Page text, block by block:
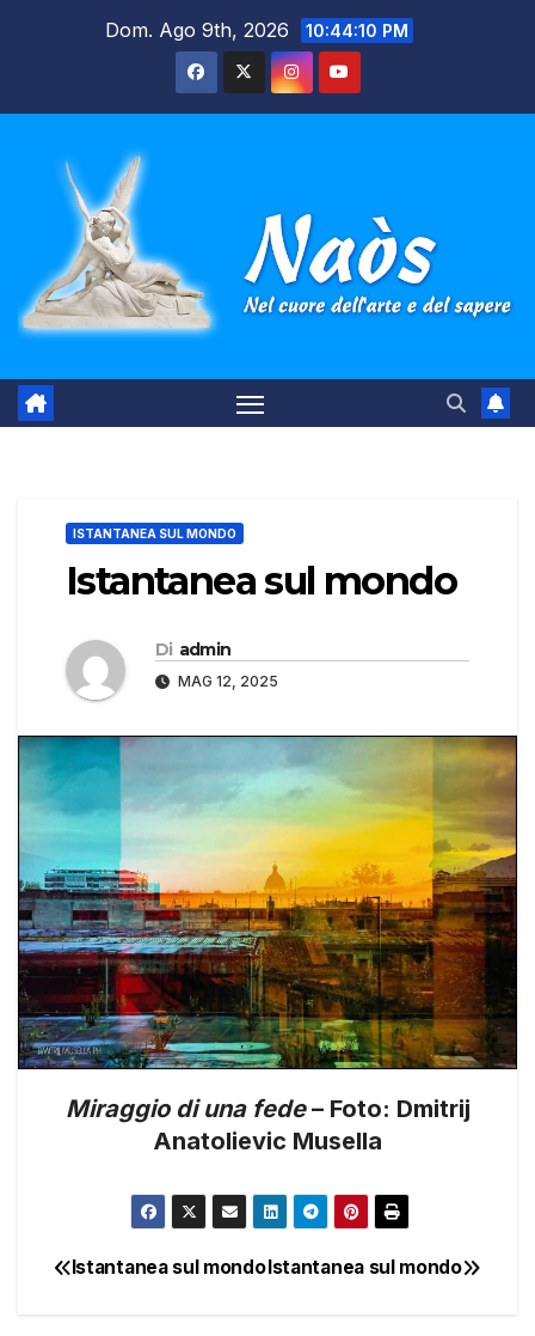
Dom. Ago 9th, 2026 10:44:11 PM
ISTANTANEA SUL MONDO
Istantanea sul mondo
Di admin
MAG 12, 2025
Miraggio di una fede– Foto: Dmitrij
Anatolievic Musella
NavigazioneIstantanea sul mondo
Istantanea sul mondo